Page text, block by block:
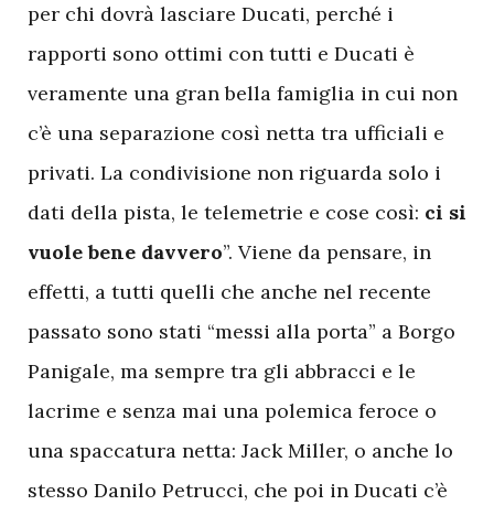
per chi dovrà lasciare Ducati, perché i
rapporti sono ottimi con tutti e Ducati è
veramente una gran bella famiglia in cui non
c’è una separazione così netta tra ufficiali e
privati. La condivisione non riguarda solo i
dati della pista, le telemetrie e cose così: ci si
vuole bene davvero”. Viene da pensare, in
effetti, a tutti quelli che anche nel recente
passato sono stati “messi alla porta” a Borgo
Panigale, ma sempre tra gli abbracci e le
lacrime e senza mai una polemica feroce o
una spaccatura netta: Jack Miller, o anche lo
stesso Danilo Petrucci, che poi in Ducati c’è